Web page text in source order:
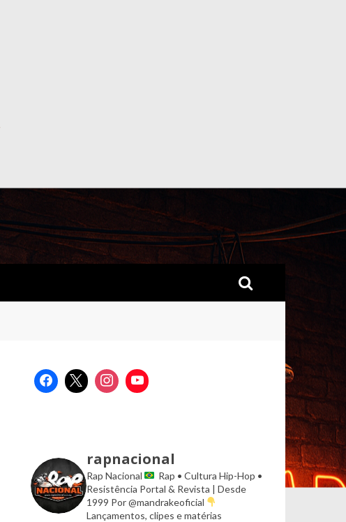
rapnacional
Rap Nacional
Rap • Cultura Hip-Hop •
Resistência Portal & Revista | Desde
1999 Por @mandrakeoficial
Lançamentos, clipes e matérias